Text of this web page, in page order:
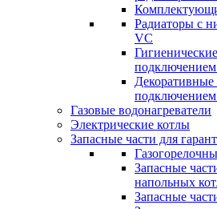
Радиаторы c
VC
Газовые водонагреватели
Электрические котлы
Запасные части для
Запасные
напольных
Запасные